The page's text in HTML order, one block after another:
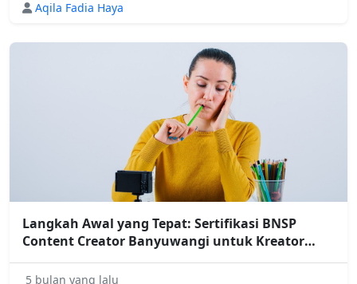
Aqila Fadia Haya
Langkah Awal yang Tepat: Sertifikasi BNSP
Content Creator Banyuwangi untuk Kreator
Pemula
5 bulan yang lalu